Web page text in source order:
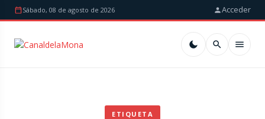
Sábado, 08 de agosto de 2026 Acceder
ETIQUETA